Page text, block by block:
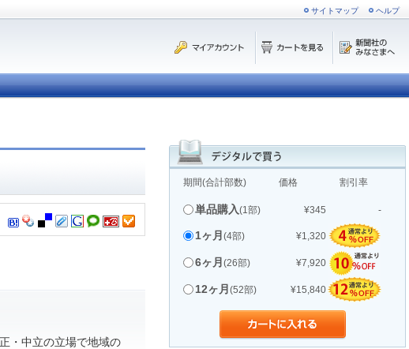
サイトマップ ヘルプ
期間(合計部数) 価格 割引率
単品購入(1部) ¥345 -
1ヶ月 (4部) ¥1,320
6ヶ月 (26部) ¥7,920
12ヶ月 (52部) ¥15,840
・中立の立場で地域の